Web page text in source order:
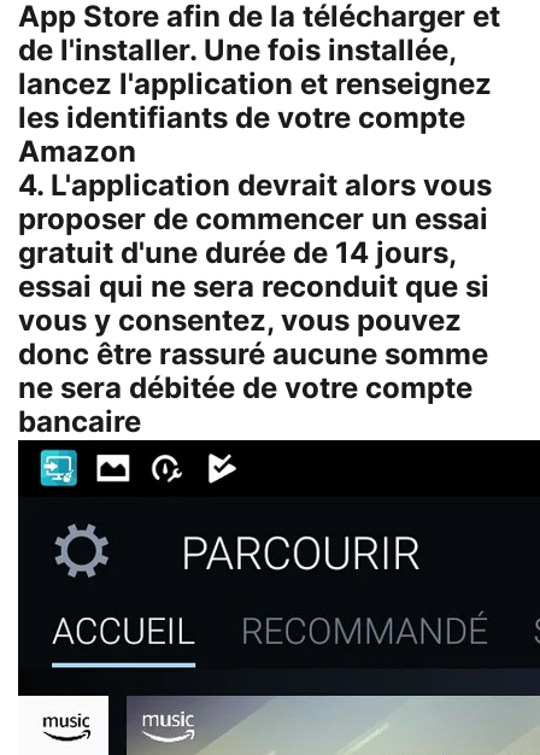
App Store afin de la télécharger et
de l'installer. Une fois installée,
lancez l'application et renseignez
les identifiants de votre compte
Amazon
4. L'application devrait alors vous
proposer de commencer un essai
gratuit d'une durée de 14 jours,
essai qui ne sera reconduit que si
vous y consentez, vous pouvez
donc être rassuré aucune somme
ne sera débitée de votre compte
bancaire